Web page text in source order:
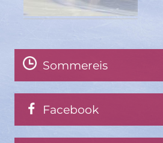
Sommereis
Facebook